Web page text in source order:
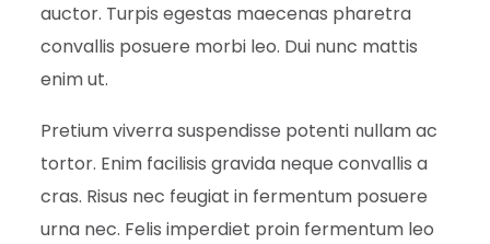
auctor. Turpis egestas maecenas pharetra
convallis posuere morbi leo. Dui nunc mattis
enim ut.
Pretium viverra suspendisse potenti nullam ac
tortor. Enim facilisis gravida neque convallis a
cras. Risus nec feugiat in fermentum posuere
urna nec. Felis imperdiet proin fermentum leo